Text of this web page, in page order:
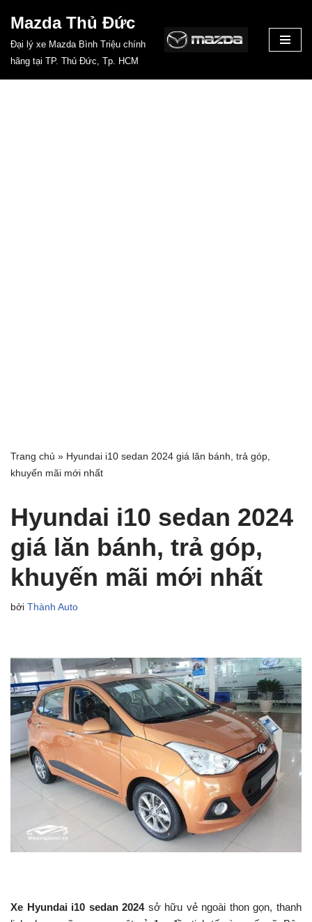
Mazda Thủ Đức
Đại lý xe Mazda Bình Triệu chính
hãng tại TP. Thủ Đức, Tp. HCM
Trang chủ » Hyundai i10 sedan 2024 giá lăn bánh, trả góp,
khuyến mãi mới nhất
Hyundai i10 sedan 2024
giá lăn bánh, trả góp,
khuyến mãi mới nhất
bởi Thành Auto
Xe Hyundai i10 sedan 2024sở hữu vẻ ngoài thon gọn, thanh